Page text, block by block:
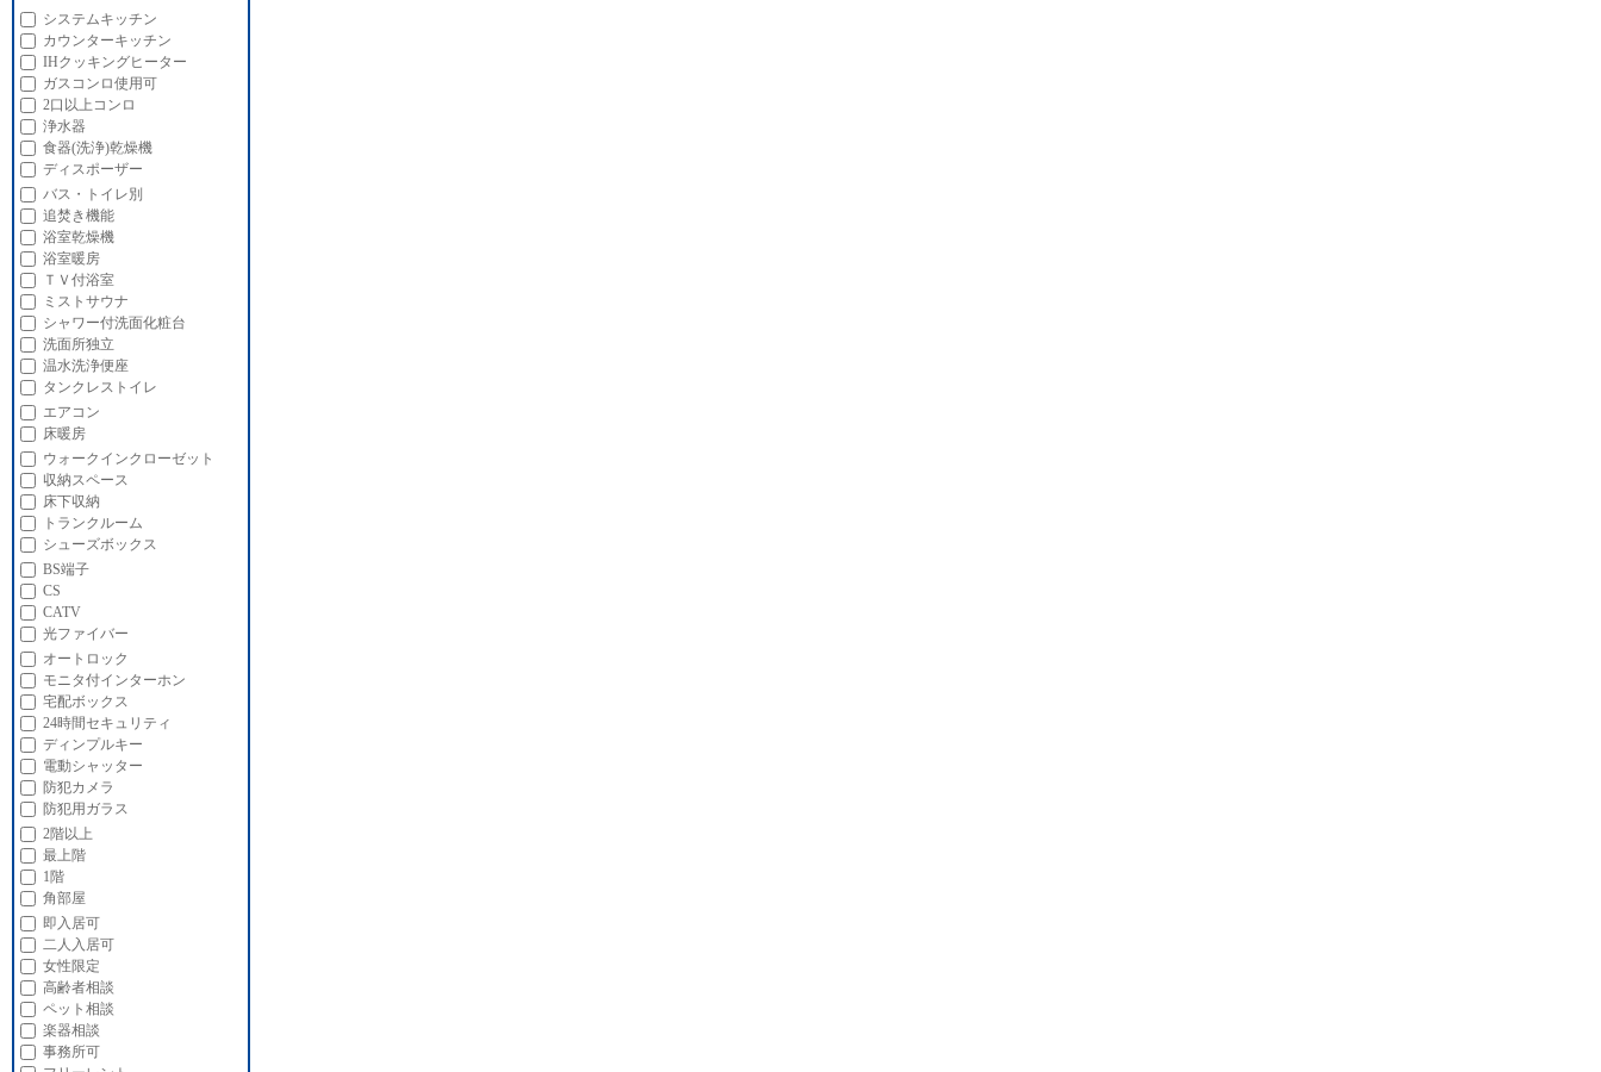
システムキッチン
カウンターキッチン
IHクッキングヒーター
ガスコンロ使用可
2口以上コンロ
浄水器
食器(洗浄)乾燥機
ディスポーザー
バス・トイレ別
追焚き機能
浴室乾燥機
浴室暖房
ＴＶ付浴室
ミストサウナ
シャワー付洗面化粧台
洗面所独立
温水洗浄便座
タンクレストイレ
エアコン
床暖房
ウォークインクローゼット
収納スペース
床下収納
トランクルーム
シューズボックス
BS端子
CS
CATV
光ファイバー
オートロック
モニタ付インターホン
宅配ボックス
24時間セキュリティ
ディンプルキー
電動シャッター
防犯カメラ
防犯用ガラス
2階以上
最上階
1階
角部屋
即入居可
二人入居可
女性限定
高齢者相談
ペット相談
楽器相談
事務所可